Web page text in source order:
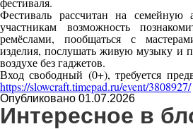
Фестиваль рассчитан на семейную
участникам возможность
ремёслами, пообщаться с
изделия, послушать живую музыку и
воздухе без гаджетов.
Вход свободный (0+), требуется
https://slowcraft.timepad.ru/event/3808927/
Опубликовано 01.07.2026
Интересное в